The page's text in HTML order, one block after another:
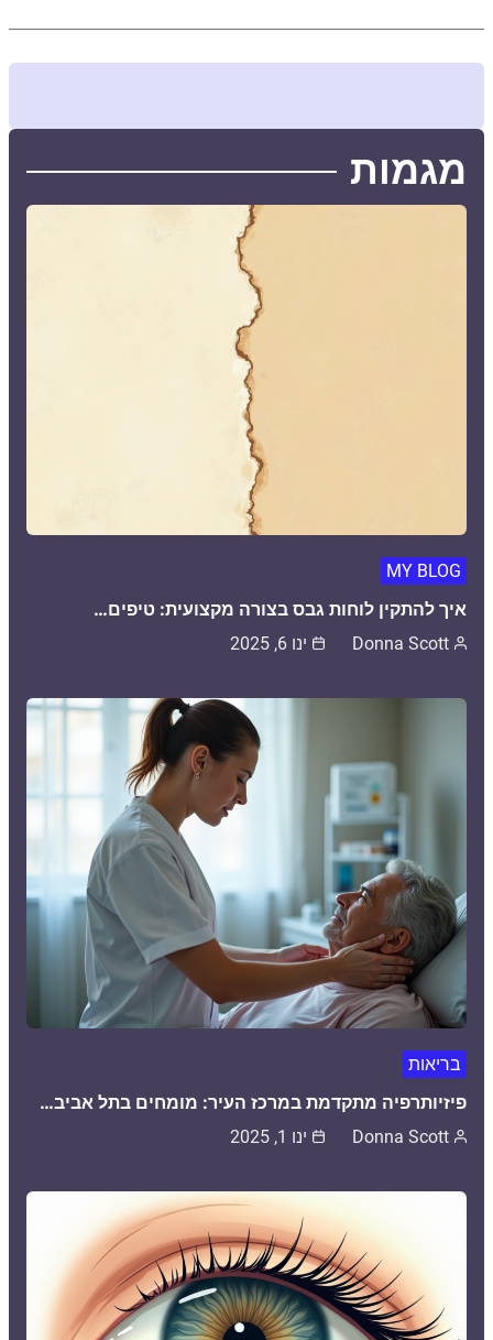
מגמות
MY BLOG
איך להתקין לוחות גבס בצורה מקצועית: טיפים…
Donna Scott ינו 6, 2025
בריאות
פיזיותרפיה מתקדמת במרכז העיר: מומחים בתל אביב…
Donna Scott ינו 1, 2025